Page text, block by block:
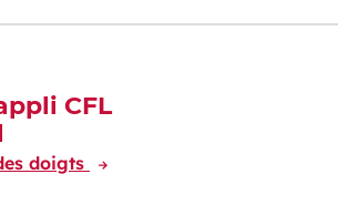
CFL
doigts